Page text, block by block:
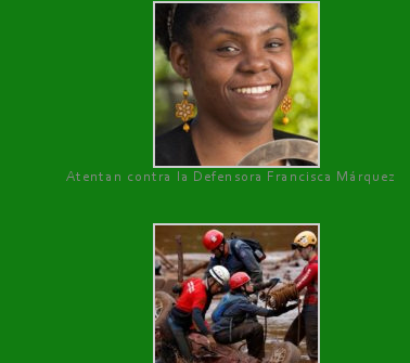
Atentan contra la Defensora Francisca Márquez